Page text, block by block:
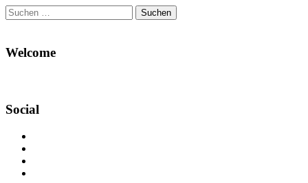
Suchen
nach:
Welcome
Social